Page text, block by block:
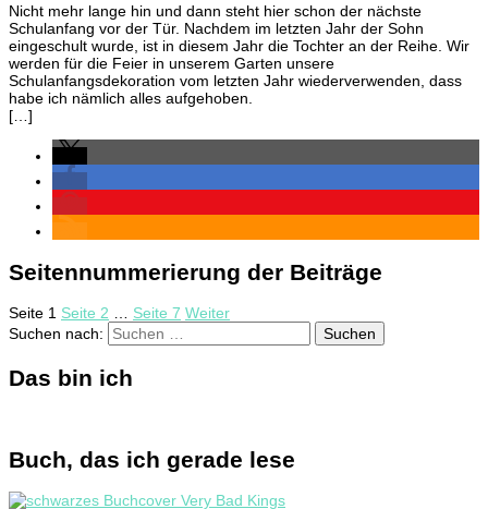
Nicht mehr lange hin und dann steht hier schon der nächste
Schulanfang vor der Tür. Nachdem im letzten Jahr der Sohn
eingeschult wurde, ist in diesem Jahr die Tochter an der Reihe. Wir
werden für die Feier in unserem Garten unsere
Schulanfangsdekoration vom letzten Jahr wiederverwenden, dass
habe ich nämlich alles aufgehoben.
[…]
Seitennummerierung der Beiträge
Seite 1 Seite 2 … Seite 7 Weiter
Suchen nach:
Das bin ich
Buch, das ich gerade lese